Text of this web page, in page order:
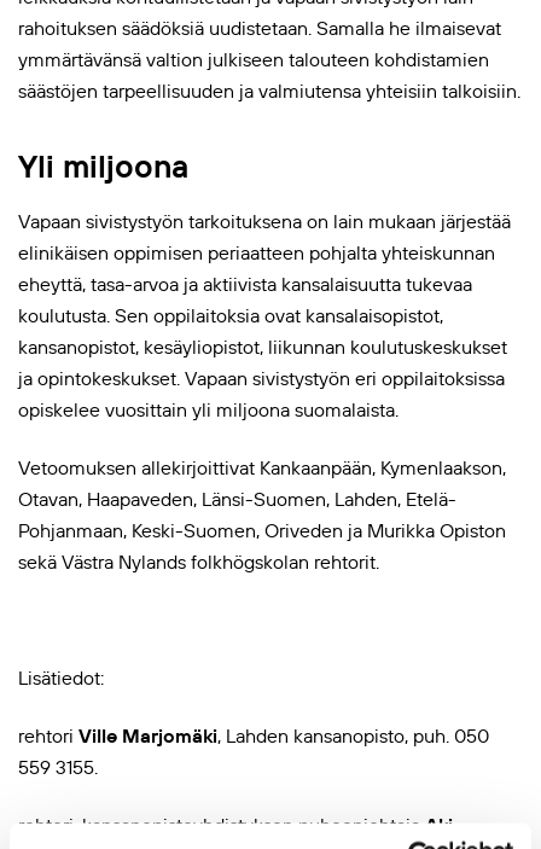
rahoituksen säädöksiä uudistetaan. Samalla he ilmaisevat
ymmärtävänsä valtion julkiseen talouteen kohdistamien
säästöjen tarpeellisuuden ja valmiutensa yhteisiin talkoisiin.
Yli miljoona
Vapaan sivistystyön tarkoituksena on lain mukaan järjestää
elinikäisen oppimisen periaatteen pohjalta yhteiskunnan
eheyttä, tasa-arvoa ja aktiivista kansalaisuutta tukevaa
koulutusta. Sen oppilaitoksia ovat kansalaisopistot,
kansanopistot, kesäyliopistot, liikunnan koulutuskeskukset
ja opintokeskukset. Vapaan sivistystyön eri oppilaitoksissa
opiskelee vuosittain yli miljoona suomalaista.
Vetoomuksen allekirjoittivat Kankaanpään, Kymenlaakson,
Otavan, Haapaveden, Länsi-Suomen, Lahden, Etelä-
Pohjanmaan, Keski-Suomen, Oriveden ja Murikka Opiston
sekä Västra Nylands folkhögskolan rehtorit.
Lisätiedot:
rehtori Ville Marjomäki, Lahden kansanopisto, puh. 050
559 3155.
rehtori, kansanopistoyhdistyksen puheenjohtaja Aki